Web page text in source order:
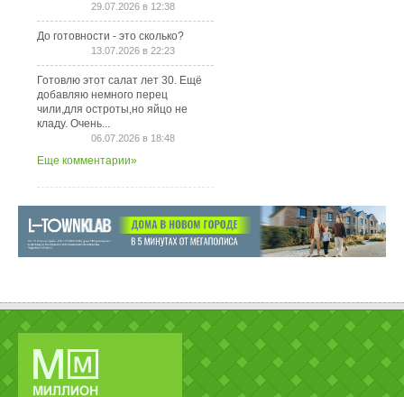
29.07.2026 в 12:38
До готовности - это сколько?
13.07.2026 в 22:23
Готовлю этот салат лет 30. Ещё
добавляю немного перец
чили,для остроты,но яйцо не
кладу. Очень...
06.07.2026 в 18:48
Еще комментарии»